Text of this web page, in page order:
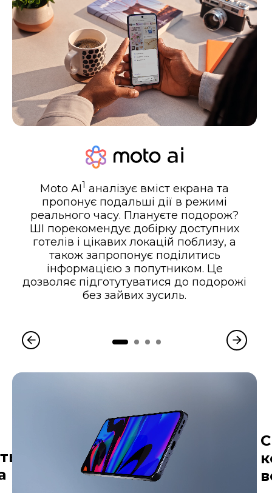
Moto AI1 аналізує вміст екрана та
пропонує подальші дії в режимі
реального часу. Плануєте подорож?
ШІ порекомендує добірку доступних
готелів і цікавих локацій поблизу, а
також запропонує поділитись
інформацією з попутником. Це
дозволяє підготутуватися до подорожі
без зайвих зусиль.